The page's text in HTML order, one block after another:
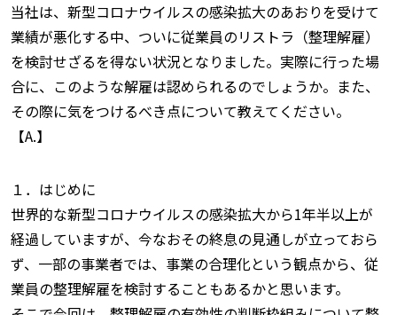
当社は、新型コロナウイルスの感染拡大のあおりを受けて
業績が悪化する中、ついに従業員のリストラ（整理解雇）
を検討せざるを得ない状況となりました。実際に行った場
合に、このような解雇は認められるのでしょうか。また、
その際に気をつけるべき点について教えてください。
【A.】
１．はじめに
世界的な新型コロナウイルスの感染拡大から1年半以上が
経過していますが、今なおその終息の見通しが立っておら
ず、一部の事業者では、事業の合理化という観点から、従
業員の整理解雇を検討することもあるかと思います。